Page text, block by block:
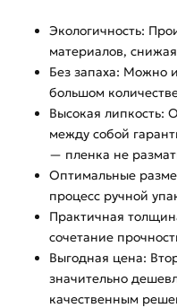
Экологичность:
материалов,
Без запаха: Можно
большом
Высокая липкость:
между собой
— пленка не
Оптимальные
процесс ручной
Практичная
сочетание
Выгодная цена:
значительно
качественным